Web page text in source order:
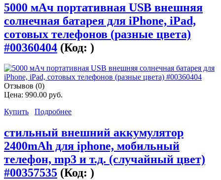
5000 мАч портативная USB внешняя
солнечная батарея для iPhone, iPad,
сотовых телефонов (разные цвета)
#00360404 (Код: )
Отзывов (0)
Цена: 990.00 руб.
Купить
Подробнее
стильный внешний аккумулятор
2400mAh для iphone, мобильный
телефон, mp3 и т.д. (случайный цвет)
#00357535 (Код: )